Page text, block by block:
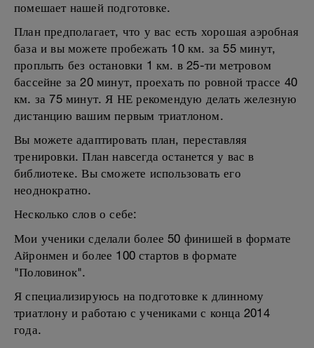
помешает нашей подготовке.
План предполагает, что у вас есть хорошая аэробная
база и вы можете пробежать 10 км. за 55 минут,
проплыть без остановки 1 км. в 25-ти метровом
бассейне за 20 минут, проехать по ровной трассе 40
км. за 75 минут. Я НЕ рекомендую делать железную
дистанцию вашим первым триатлоном.
Вы можете адаптировать план, переставляя
тренировки. План навсегда останется у вас в
библиотеке. Вы сможете использовать его
неоднократно.
Несколько слов о себе:
Мои ученики сделали более 50 финишей в формате
Айронмен и более 100 стартов в формате
"Половинок".
Я специализируюсь на подготовке к длинному
триатлону и работаю с учениками с конца 2014
года.